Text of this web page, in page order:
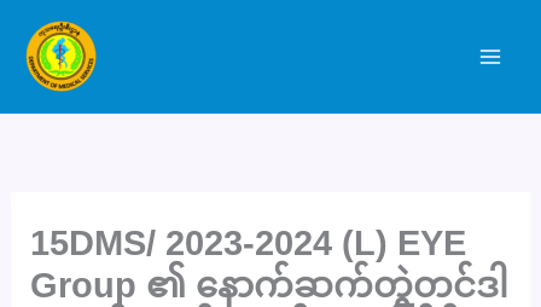
content
15DMS/ 2023-2024 (L) EYE
Group ၏ နောက်ဆက်တွဲတင်ဒါ